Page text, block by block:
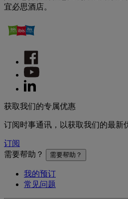
宜必思酒店。
获取我们的专属优惠
订阅时事通讯，以获取我们的最新
订阅
需要帮助？
需要帮助？
我的预订
常见问题